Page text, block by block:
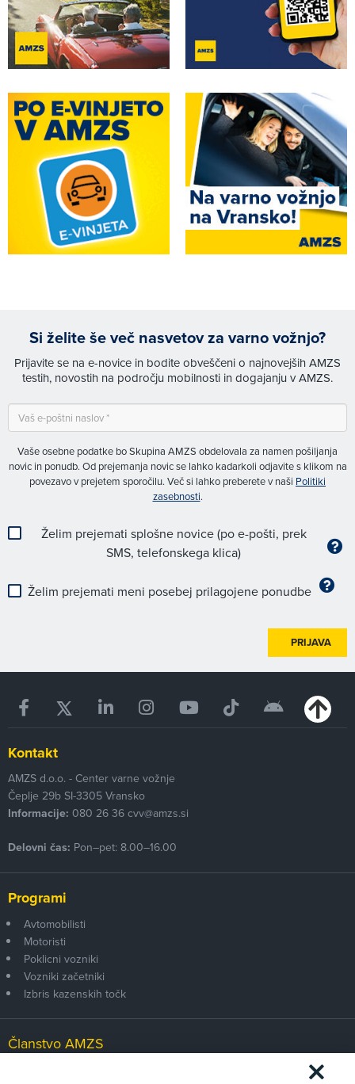
Si želite še več nasvetov za varno vožnjo?
Prijavite se na e-novice in bodite obveščeni o najnovejših AMZS
testih, novostih na področju mobilnosti in dogajanju v AMZS.
Vaše osebne podatke bo Skupina AMZS obdelovala za namen pošiljanja
novic in ponudb. Od prejemanja novic se lahko kadarkoli odjavite s klikom na
povezavo v prejetem sporočilu. Več si lahko preberete v naši Politiki
zasebnosti.
Želim prejemati splošne novice (po e-pošti, prek
SMS, telefonskega klica)
Želim prejemati meni posebej prilagojene ponudbe
PRIJAVA
Kontakt
AMZS d.o.o. - Center varne vožnje
Čeplje 29b SI-3305 Vransko
Informacije: 080 26 36 cvv@amzs.si
Delovni čas: Pon–pet: 8.00–16.00
Programi
Avtomobilisti
Motoristi
Poklicni vozniki
Vozniki začetniki
Izbris kazenskih točk
Članstvo AMZS